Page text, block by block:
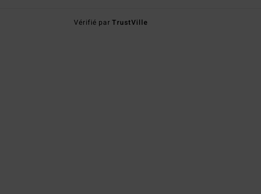
Vérifié parTrustVille